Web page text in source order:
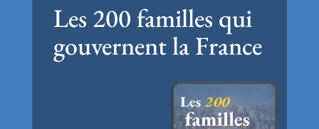
Les 200 familles qui
gouvernent la France